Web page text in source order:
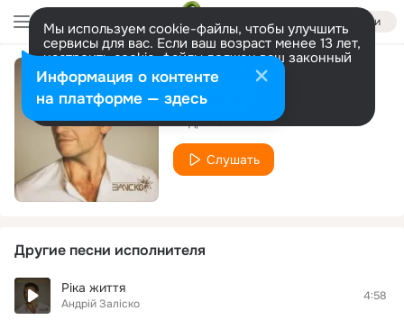
Войти
Мы используем cookie-файлы, чтобы улучшить
сервисы для вас. Если ваш возраст менее 13 лет,
настроить cookie-файлы должен ваш законный
представитель. Больше информации
Разрешить все Настроить
Ангели земні
Андрій Заліско
Слушать
Другие песни исполнителя
Ріка життя
Андрій Заліско
4:58
Информация о контенте
на платформе — здесь